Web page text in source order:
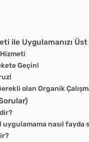
ile Uygulamanızı Üst
Geçin!
olan Organik
uygulamama nasıl fayda